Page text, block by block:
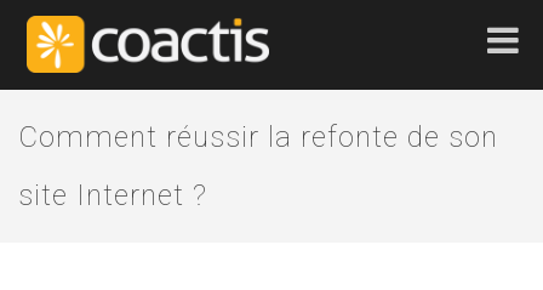
Comment réussir la refonte de son
site Internet ?